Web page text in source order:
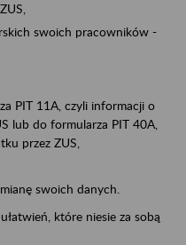
swoich pracowników -
PIT 11A, czyli informacji o
lub do formularza PIT 40A,
przez ZUS,
swoich danych.
które niesie za sobą